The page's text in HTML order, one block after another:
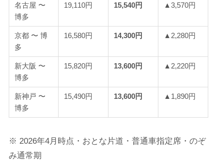
名古屋 〜
博多
19,110円 15,540円 ▲3,570円
京都 〜 博
多
16,580円 14,300円 ▲2,280円
新大阪 〜
博多
15,820円 13,600円 ▲2,220円
新神戸 〜
博多
15,490円 13,600円 ▲1,890円
※ 2026年4月時点・おとな片道・普通車指定席・のぞ
み通常期